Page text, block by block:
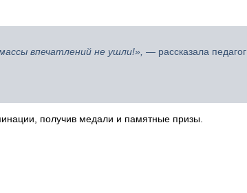
впечатлений не ушли!», — рассказала педагог
получив медали и памятные призы.